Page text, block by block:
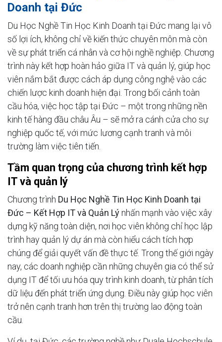
Doanh tại Đức
Du Học Nghề Tin Học Kinh Doanh tại Đức mang lại vô
số lợi ích, không chỉ về kiến thức chuyên môn mà còn
về sự phát triển cá nhân và cơ hội nghề nghiệp. Chương
trình này kết hợp hoàn hảo giữa IT và quản lý, giúp học
viên nắm bắt được cách áp dụng công nghệ vào các
chiến lược kinh doanh hiện đại. Trong bối cảnh toàn
cầu hóa, việc học tập tại Đức – một trong những nền
kinh tế hàng đầu châu Âu – sẽ mở ra cánh cửa cho sự
nghiệp quốc tế, với mức lương cạnh tranh và môi
trường làm việc tiên tiến.
Tầm quan trọng của chương trình kết hợp
IT và quản lý
Chương trình Du Học Nghề Tin Học Kinh Doanh tại
Đức – Kết Hợp IT và Quản Lýnhấn mạnh vào việc xây
dựng kỹ năng toàn diện, nơi học viên không chỉ học lập
trình hay quản lý dự án mà còn hiểu cách tích hợp
chúng để giải quyết vấn đề thực tế. Trong thế giới ngày
nay, các doanh nghiệp cần những chuyên gia có thể sử
dụng IT để tối ưu hóa quy trình kinh doanh, từ phân tích
dữ liệu đến phát triển ứng dụng. Điều này giúp học viên
trở nên cạnh tranh hơn trên thị trường lao động toàn
cầu.